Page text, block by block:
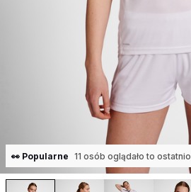
👀 Popularne 11 osób oglądało to ostatnio